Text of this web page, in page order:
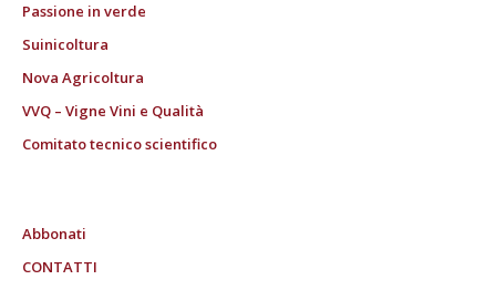
Passione in verde
Suinicoltura
Nova Agricoltura
VVQ – Vigne Vini e Qualità
Comitato tecnico scientifico
Abbonati
CONTATTI